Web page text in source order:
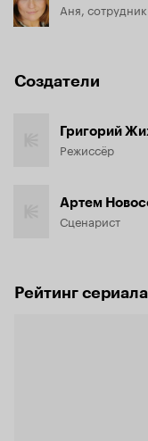
Аня,
Создатели
Григорий
Режиссёр
Артем
Сценарист
Рейтинг сериала